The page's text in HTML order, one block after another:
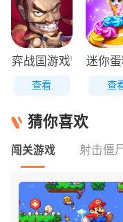
弈战国游戏安装包
查看
迷你
查
猜你喜欢
闯关游戏 射击僵